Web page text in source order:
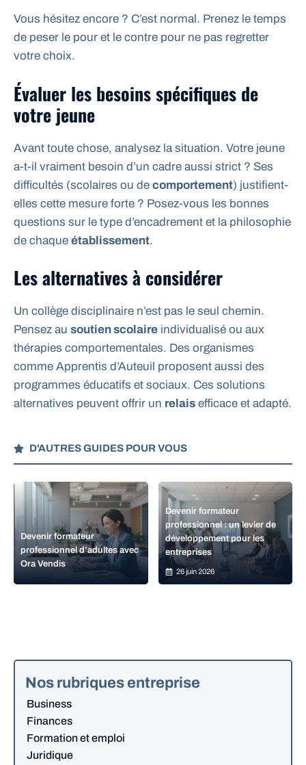
Vous hésitez encore ? C’est normal. Prenez le temps
de peser le pour et le contre pour ne pas regretter
votre choix.
Évaluer les besoins spécifiques de
votre jeune
Avant toute chose, analysez la situation. Votre jeune
a-t-il vraiment besoin d’un cadre aussi strict ? Ses
difficultés (scolaires ou de comportement) justifient-
elles cette mesure forte ? Posez-vous les bonnes
questions sur le type d’encadrement et la philosophie
de chaque établissement.
Les alternatives à considérer
Un collège disciplinaire n’est pas le seul chemin.
Pensez au soutien scolaire individualisé ou aux
thérapies comportementales. Des organismes
comme Apprentis d’Auteuil proposent aussi des
programmes éducatifs et sociaux. Ces solutions
alternatives peuvent offrir un relais efficace et adapté.
D'AUTRES GUIDES POUR VOUS
Devenir formateur
professionnel d’adultes avec
Ora Vendis
Devenir formateur
professionnel : un levier de
développement pour les
entreprises
26 juin 2026
Nos rubriques entreprise
Business
Finances
Formation et emploi
Juridique